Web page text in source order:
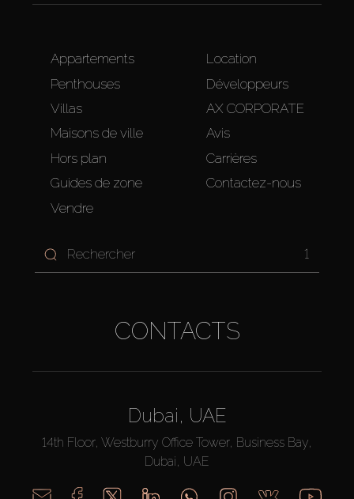
Appartements
Penthouses
Villas
Maisons de ville
Hors plan
Guides de zone
Vendre
Location
Développeurs
AX CORPORATE
Avis
Carrières
Contactez-nous
1
CONTACTS
Dubai, UAE
14th Floor, Westburry Office Tower, Business Bay,
Dubai, UAE